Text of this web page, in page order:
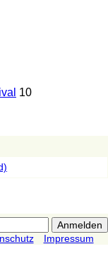
10
Impressum